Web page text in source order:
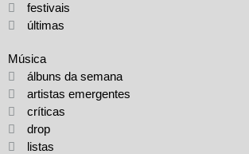
festivais
últimas
Música
álbuns da semana
artistas emergentes
críticas
drop
listas